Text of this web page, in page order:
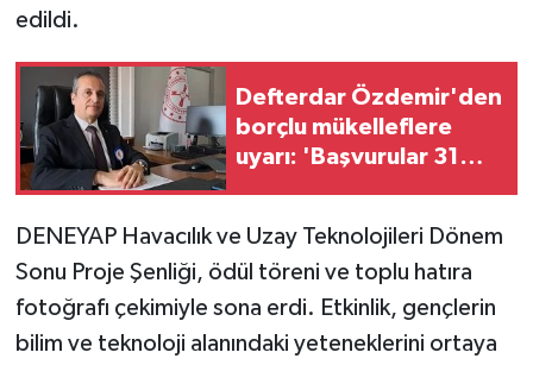
edildi.
Defterdar Özdemir'den
borçlu mükelleflere
uyarı: 'Başvurular 31
DENEYAP Havacılık ve Uzay Teknolojileri Dönem
Sonu Proje Şenliği, ödül töreni ve toplu hatıra
fotoğrafı çekimiyle sona erdi. Etkinlik, gençlerin
bilim ve teknoloji alanındaki yeteneklerini ortaya